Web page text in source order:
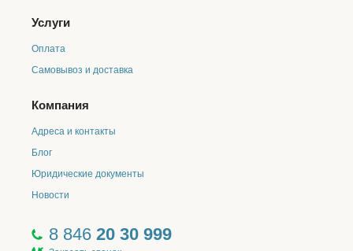
Услуги
Оплата
Самовывоз и доставка
Компания
Адреса и контакты
Блог
Юридические документы
Новости
8 846 20 30 999